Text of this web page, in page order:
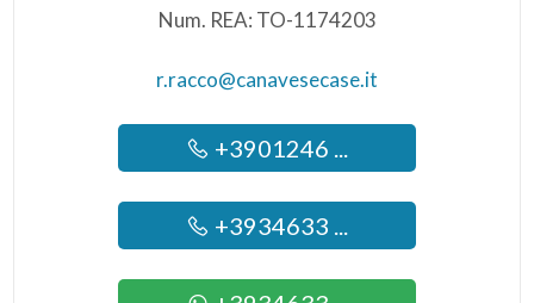
Num. REA: TO-1174203
r.racco@canavesecase.it
+3901246 ...
+3934633 ...